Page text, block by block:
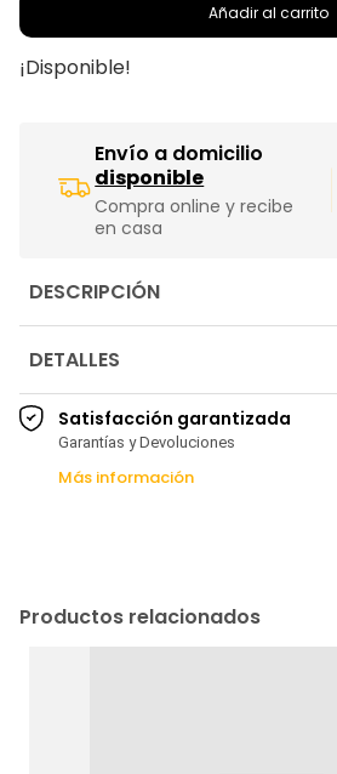
Añadir al carrito
¡Disponible!
Envío a domicilio
disponible
Compra online y recibe
en casa
|
DESCRIPCIÓN
DETALLES
Satisfacción garantizada
Garantías y Devoluciones
Más información
Productos relacionados